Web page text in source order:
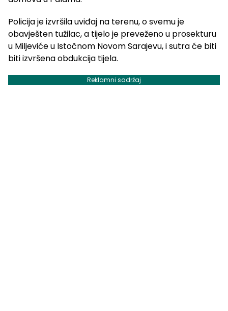
Policija je izvršila uviđaj na terenu, o svemu je
obavješten tužilac, a tijelo je preveženo u prosekturu
u Miljeviće u Istočnom Novom Sarajevu, i sutra će biti
biti izvršena obdukcija tijela.
Reklamni sadržaj